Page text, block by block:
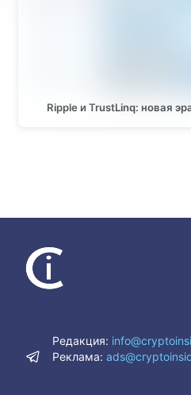
Ripple и TrustLinq: новая
Редакция:
Реклама: